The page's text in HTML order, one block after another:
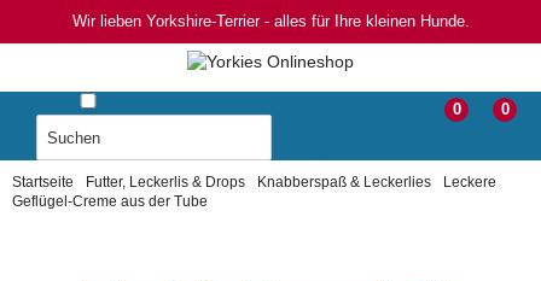
Wir lieben Yorkshire-Terrier - alles für Ihre kleinen Hunde.
0
0
Startseite Futter, Leckerlis & Drops Knabberspaß & Leckerlies
Leckere
Geflügel-Creme aus der Tube